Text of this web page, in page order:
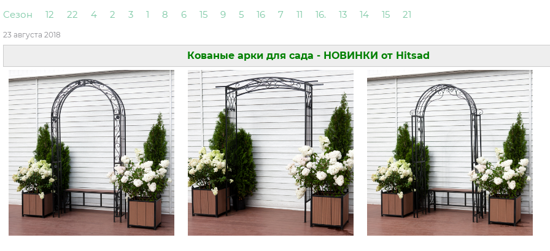
Сезон
12 22 4 2 3 1 8 6 15 9 5 16 7 11 16. 13 14 15 21
23 августа 2018
Кованые арки для сада - НОВИНКИ от Hitsad